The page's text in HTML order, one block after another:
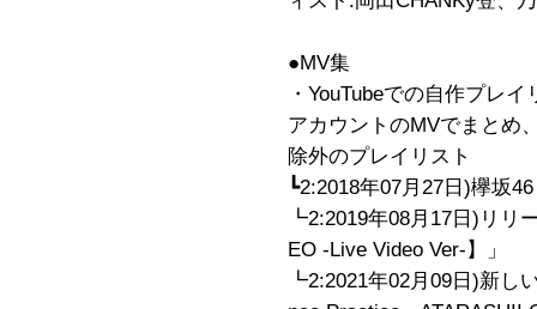
●MV集
・YouTubeでの自作プレ
アカウントのMVでまとめ
除外のプレイリスト
┗2:2018年07月27日)欅坂
┗2:2019年08月17日)リリ
EO -Live Video Ver-】」
┗2:2021年02月09日)新し